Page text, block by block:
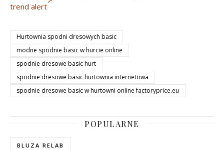
trend alert
Hurtownia spodni dresowych basic
modne spodnie basic w hurcie online
spodnie dresowe basic hurt
spodnie dresowe basic hurtownia internetowa
spodnie dresowe basic w hurtowni online factoryprice.eu
POPULARNE
BLUZA RELAB